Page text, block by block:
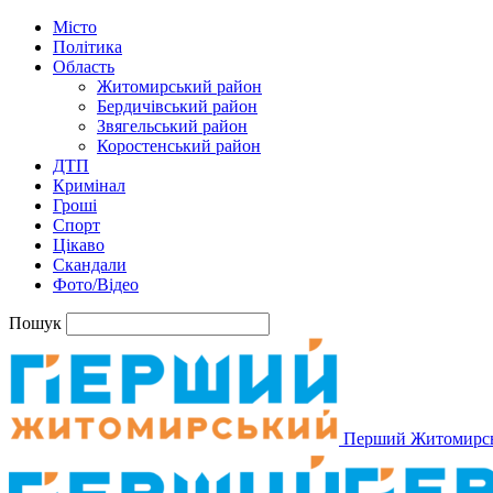
Місто
Політика
Область
Житомирський район
Бердичівський район
Звягельський район
Коростенський район
ДТП
Кримінал
Гроші
Спорт
Цікаво
Скандали
Фото/Відео
Пошук
Перший